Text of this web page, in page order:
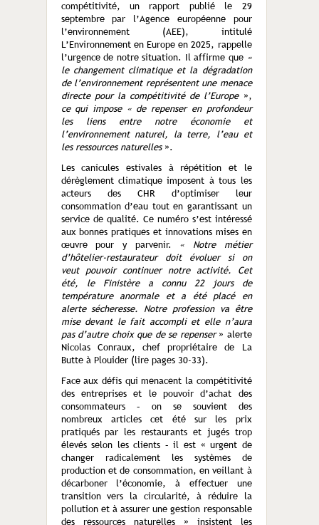
compétitivité, un rapport publié le 29
septembre par l’Agence européenne pour
l’environnement (AEE), intitulé
L’Environnement en Europe en 2025, rappelle
l’urgence de notre situation. Il affirme que «
le changement climatique et la dégradation
de l’environnement représentent une menace
directe pour la compétitivité de l’Europe»,
ce qui impose « de repenser en profondeur
les liens entre notre économie et
l’environnement naturel, la terre, l’eau et
les ressources naturelles».
Les canicules estivales à répétition et le
dérèglement climatique imposent à tous les
acteurs des CHR d’optimiser leur
consommation d’eau tout en garantissant un
service de qualité. Ce numéro s’est intéressé
aux bonnes pratiques et innovations mises en
œuvre pour y parvenir. « Notre métier
d’hôtelier-restaurateur doit évoluer si on
veut pouvoir continuer notre activité. Cet
été, le Finistère a connu 22 jours de
température anormale et a été placé en
alerte sécheresse. Notre profession va être
mise devant le fait accompli et elle n’aura
pas d’autre choix que de se repenser» alerte
Nicolas Conraux, chef propriétaire de La
Butte à Plouider (lire pages 30-33).
Face aux défis qui menacent la compétitivité
des entreprises et le pouvoir d’achat des
consommateurs – on se souvient des
nombreux articles cet été sur les prix
pratiqués par les restaurants et jugés trop
élevés selon les clients – il est « urgent de
changer radicalement les systèmes de
production et de consommation, en veillant à
décarboner l’économie, à effectuer une
transition vers la circularité, à réduire la
pollution et à assurer une gestion responsable
des ressources naturelles » insistent les